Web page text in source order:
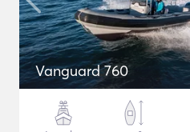
Vanguard 760